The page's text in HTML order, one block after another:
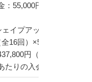
：55,000円（税込）
イプアッププログラム
16回）×50分/レッスン
円（税込）
たりの入会金：55,000円